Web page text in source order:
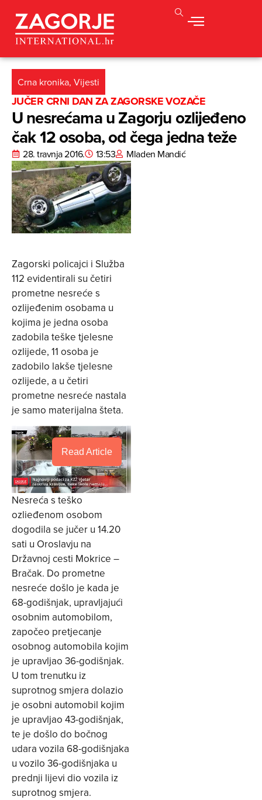
Crna kronika, Vijesti
JUČER CRNI DAN ZA ZAGORSKE VOZAČE
U nesrećama u Zagorju ozlijeđeno
čak 12 osoba, od čega jedna teže
28. travnja 2016. 13:53 Mladen Mandić
Zagorski policajci i Služba
112 evidentirali su četiri
prometne nesreće s
ozlijeđenim osobama u
kojima je jedna osoba
zadobila teške tjelesne
ozlijede, 11 osoba je
zadobilo lakše tjelesne
ozlijede, a u četiri
prometne nesreće nastala
je samo materijalna šteta.
Read Article
Nesreća s teško
ozlieđenom osobom
dogodila se jučer u 14.20
sati u Oroslavju na
Državnoj cesti Mokrice –
Bračak. Do prometne
nesreće došlo je kada je
68-godišnjak, upravljajući
osobnim automobilom,
započeo pretjecanje
osobnog automobila kojim
je upravljao 36-godišnjak.
U tom trenutku iz
suprotnog smjera dolazio
je osobni automobil kojim
je upravljao 43-godišnjak,
te je došlo do bočnog
udara vozila 68-godišnjaka
u vozilo 36-godišnjaka u
prednji lijevi dio vozila iz
suprotnog smjera.